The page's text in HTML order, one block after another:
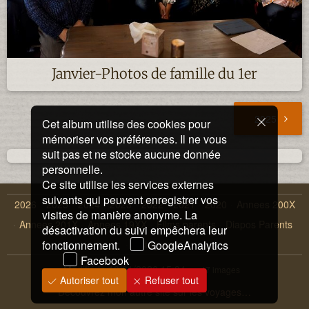
Janvier-Photos de famille du 1er
2025
2026 2025 2024 2023 2022 2021 2020
Annees 200X
Annees 201X
Annees 19XX Films parents
Diapos Parents
Instagrams
Modifié le10/01/2026 15:34 47 images
Découvrez mon autre site sur les voyages…
Cet album utilise des cookies pour
mémoriser vos préférences. Il ne vous
suit pas et ne stocke aucune donnée
personnelle.
Ce site utilise les services externes
suivants qui peuvent enregistrer vos
visites de manière anonyme. La
désactivation du suivi empêchera leur
fonctionnement.
GoogleAnalytics
Facebook
Autoriser tout Refuser tout